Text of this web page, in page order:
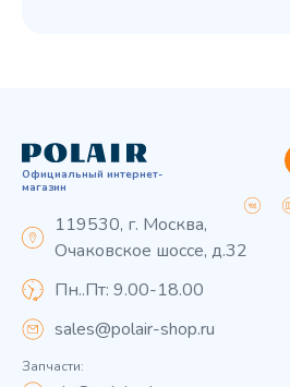
Официальный интернет-
магазин
119530, г. Москва,
Очаковское шоссе, д.32
Пн..Пт: 9.00-18.00
sales@polair-shop.ru
Запчасти: